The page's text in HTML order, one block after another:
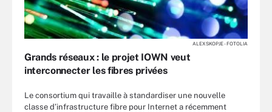
ALEXSKOPJE - FOTOLIA
Grands réseaux : le projet IOWN veut
interconnecter les fibres privées
Le consortium qui travaille à standardiser une nouvelle
classe d’infrastructure fibre pour Internet a récemment